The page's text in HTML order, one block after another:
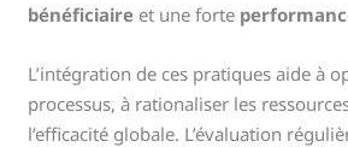
bénéficiaire et une forte
L’intégration de ces pratiques aide à
processus, à rationaliser les
l’efficacité globale. L’évaluation